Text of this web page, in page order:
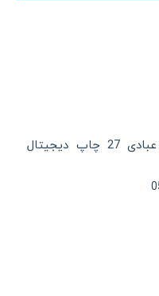
مشهد، خیابان عبادی، نبش عبادی 27 چاپ دیجیتال